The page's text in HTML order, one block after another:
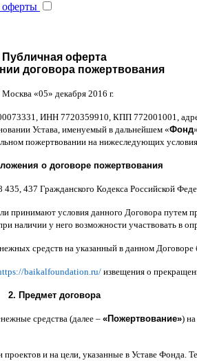
Публичная оферта
договора пожертвования
Москва «05» декабря 2016 г.
ИНН 7720359910, КПП 772001001,
Устава, именуемый в дальнейшем «Фонд
пожертвовании на нижеследующих
o договоре пожертвования
435, 437 Гражданского Кодекса Российской
принимают условия данного Договора путем
наличии у него возможности участвовать в
средств на указанный в данном Договоре
baikalfoundation.ru/извещения о
2. Предмет договора
средства (далее – «Пожертвование»)
проектов и на цели, указанные в Уставе Фонда.